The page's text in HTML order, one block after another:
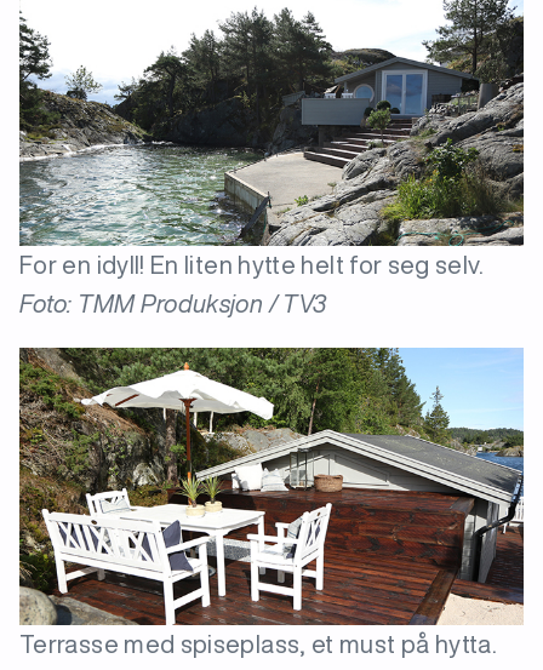
For en idyll! En liten hytte helt for seg selv.
Foto: TMM Produksjon / TV3
Terrasse med spiseplass, et must på hytta.